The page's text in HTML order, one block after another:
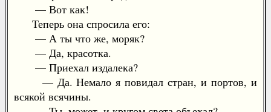
— Вот как!
Теперь она спросила его:
— А ты что же, моряк?
— Да, красотка.
— Приехал издалека?
— Да. Немало я повидал стран, и портов, и
всякой всячины.